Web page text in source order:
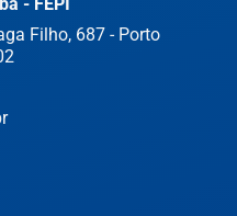
Filho, 687 - Porto